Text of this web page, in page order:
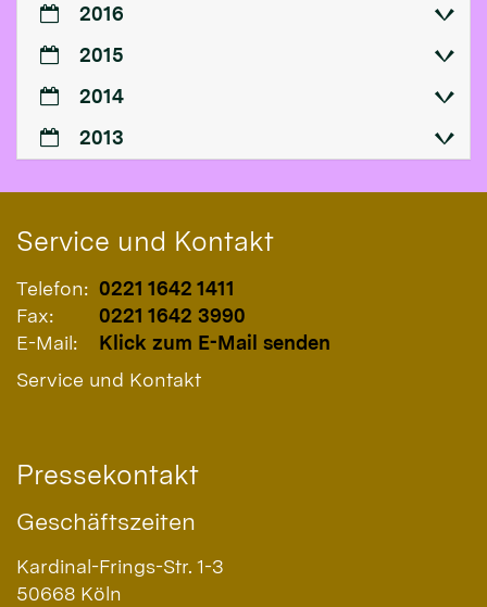
2016
2015
2014
2013
Service und Kontakt
Telefon: 0221 1642 1411
Fax:
0221 1642 3990
E-Mail:
Klick zum E-Mail senden
Service und Kontakt
Pressekontakt
Geschäftszeiten
Kardinal-Frings-Str. 1-3
50668 Köln